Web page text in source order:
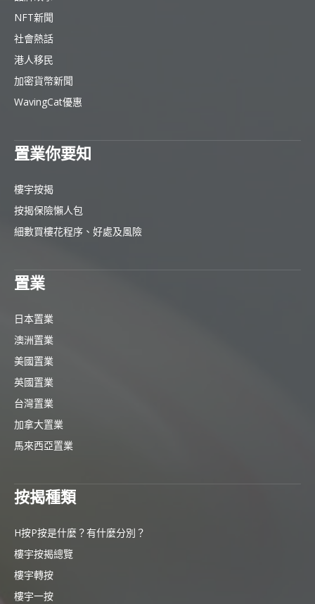
NFT新聞
社會熱話
港人移民
加密貨幣新聞
WavingCat優惠
置業你要知
樓宇按揭
按揭保險懶人包
細數買樓花程序、好處及風險
置業
日本置業
澳洲置業
美國置業
英國置業
台灣置業
加拿大置業
馬來西亞置業
按揭種類
H按P按是什麼？有什麼分別？
樓宇按揭總覽
樓宇轉按
樓宇一按